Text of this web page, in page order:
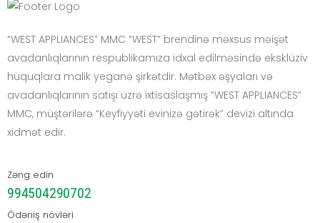
“WEST APPLIANCES” MMC “WEST” brendinə məxsus məişət
avadanlıqlarının respublikamıza idxal edilməsində eksklüziv
hüquqlara malik yeganə şirkətdir. Mətbəx əşyaları və
avadanlıqlarının satışı üzrə ixtisaslaşmış “WEST APPLIANCES”
MMC, müştərilərə “Keyfiyyəti evinizə gətirək” devizi altında
xidmət edir.
Zəng edin
994504290702
Ödəniş növləri